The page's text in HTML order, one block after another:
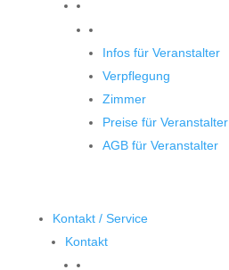
Infos für Veranstalter
Verpflegung
Zimmer
Preise für Veranstalter
AGB für Veranstalter
Kontakt / Service
Kontakt